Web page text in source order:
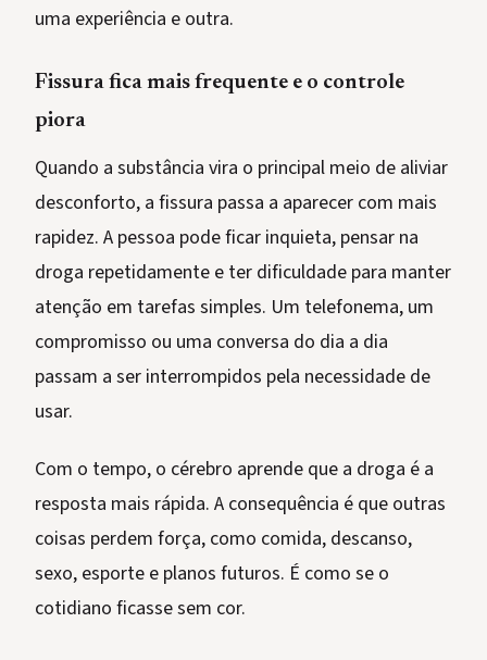
uma experiência e outra.
Fissura fica mais frequente e o controle
piora
Quando a substância vira o principal meio de aliviar
desconforto, a fissura passa a aparecer com mais
rapidez. A pessoa pode ficar inquieta, pensar na
droga repetidamente e ter dificuldade para manter
atenção em tarefas simples. Um telefonema, um
compromisso ou uma conversa do dia a dia
passam a ser interrompidos pela necessidade de
usar.
Com o tempo, o cérebro aprende que a droga é a
resposta mais rápida. A consequência é que outras
coisas perdem força, como comida, descanso,
sexo, esporte e planos futuros. É como se o
cotidiano ficasse sem cor.